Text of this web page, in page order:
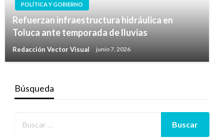
POLÍTICA Y GOBIERNO
Refuerzan infraestructura hidráulica en
Toluca ante temporada de lluvias
Redacción Vector Visual junio 7, 2026
Búsqueda